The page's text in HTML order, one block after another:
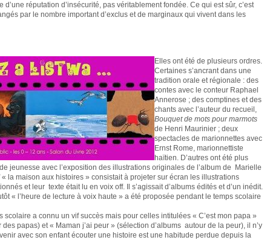
d’une réputation d’insécurité, pas véritablement fondée. Ce qui est sûr, c’est
par le nombre important d’exclus et de marginaux qui vivent dans les
Elles ont été de plusieurs ordres.
Certaines s’ancrant dans une
tradition orale et régionale : des
contes avec le conteur Raphael
Annerose ; des comptines et des
chants avec l’auteur du recueil,
Bouquet de mots pour marmots
de Henri Maurinier ; deux
spectacles de marionnettes avec
Ernst Rome, marionnettiste
haïtien. D’autres ont été plus
jeunesse avec l’exposition des illustrations originales de l’album de Marielle
« la maison aux histoires » consistait à projeter sur écran les illustrations
et leur texte était lu en voix off. Il s’agissait d’albums édités et d’un inédit.
« l’heure de lecture à voix haute » a été proposée pendant le temps scolaire
scolaire a connu un vif succès mais pour celles intitulées « C’est mon papa »
papas) et « Maman j’ai peur » (sélection d’albums autour de la peur), il n’y
avec son enfant écouter une histoire est une habitude perdue depuis la